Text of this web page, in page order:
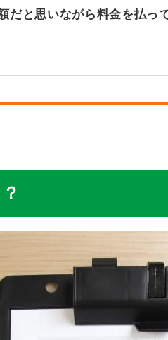
だと思いながら料金を払っ